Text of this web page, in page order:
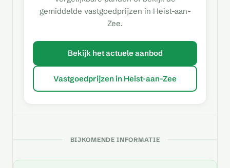
gemiddelde vastgoedprijzen in Heist-aan-
Zee.
Bekijk het actuele aanbod
Vastgoedprijzen in Heist-aan-Zee
BIJKOMENDE INFORMATIE